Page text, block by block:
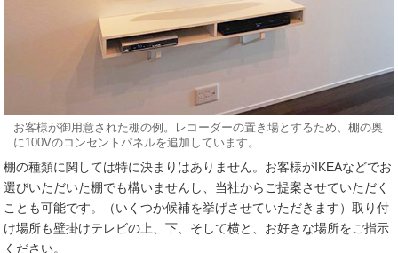
お客様が御用意された棚の例。レコーダーの置き場とするため、棚の奥
に100Vのコンセントパネルを追加しています。
棚の種類に関しては特に決まりはありません。お客様がIKEAなどでお
選びいただいた棚でも構いませんし、当社からご提案させていただく
ことも可能です。（いくつか候補を挙げさせていただきます）取り付
け場所も壁掛けテレビの上、下、そして横と、お好きな場所をご指示
ください。